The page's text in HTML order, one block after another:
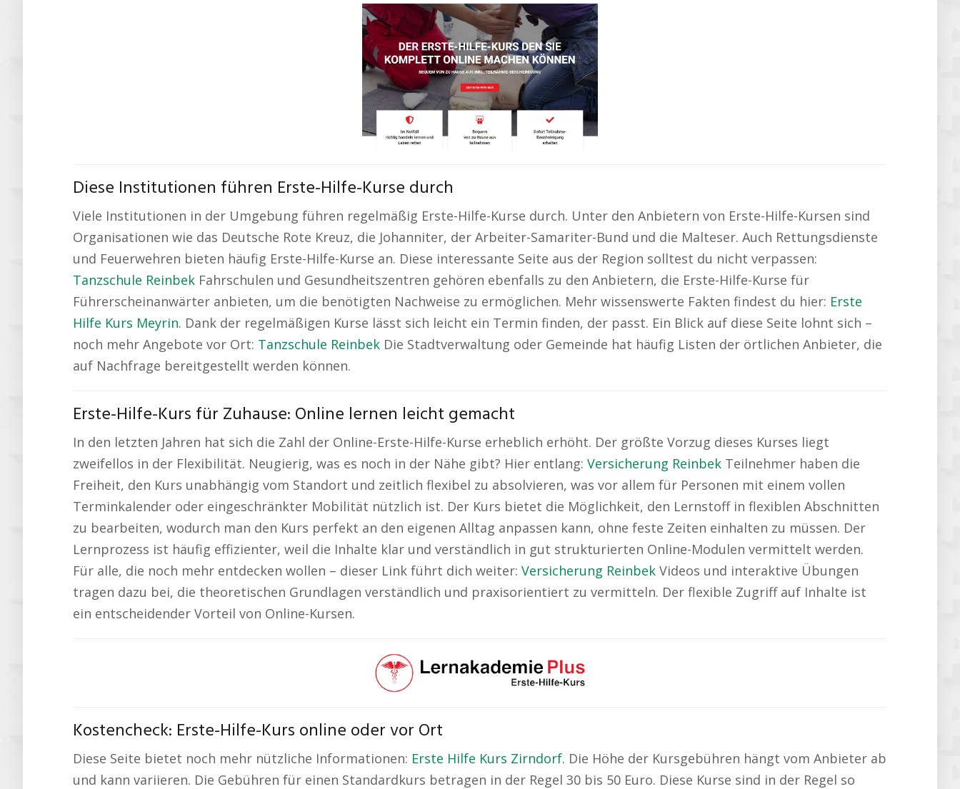
Diese Institutionen führen Erste-Hilfe-Kurse durch
Viele Institutionen in der Umgebung führen regelmäßig Erste-Hilfe-Kurse durch. Unter den Anbietern von Erste-Hilfe-Kursen sind
Organisationen wie das Deutsche Rote Kreuz, die Johanniter, der Arbeiter-Samariter-Bund und die Malteser. Auch Rettungsdienste
und Feuerwehren bieten häufig Erste-Hilfe-Kurse an. Diese interessante Seite aus der Region solltest du nicht verpassen:
Tanzschule Reinbek Fahrschulen und Gesundheitszentren gehören ebenfalls zu den Anbietern, die Erste-Hilfe-Kurse für
Führerscheinanwärter anbieten, um die benötigten Nachweise zu ermöglichen. Mehr wissenswerte Fakten findest du hier: Erste
Hilfe Kurs Meyrin. Dank der regelmäßigen Kurse lässt sich leicht ein Termin finden, der passt. Ein Blick auf diese Seite lohnt sich –
noch mehr Angebote vor Ort: Tanzschule Reinbek Die Stadtverwaltung oder Gemeinde hat häufig Listen der örtlichen Anbieter, die
auf Nachfrage bereitgestellt werden können.
Erste-Hilfe-Kurs für Zuhause: Online lernen leicht gemacht
In den letzten Jahren hat sich die Zahl der Online-Erste-Hilfe-Kurse erheblich erhöht. Der größte Vorzug dieses Kurses liegt
zweifellos in der Flexibilität. Neugierig, was es noch in der Nähe gibt? Hier entlang: Versicherung Reinbek Teilnehmer haben die
Freiheit, den Kurs unabhängig vom Standort und zeitlich flexibel zu absolvieren, was vor allem für Personen mit einem vollen
Terminkalender oder eingeschränkter Mobilität nützlich ist. Der Kurs bietet die Möglichkeit, den Lernstoff in flexiblen Abschnitten
zu bearbeiten, wodurch man den Kurs perfekt an den eigenen Alltag anpassen kann, ohne feste Zeiten einhalten zu müssen. Der
Lernprozess ist häufig effizienter, weil die Inhalte klar und verständlich in gut strukturierten Online-Modulen vermittelt werden.
Für alle, die noch mehr entdecken wollen – dieser Link führt dich weiter: Versicherung Reinbek Videos und interaktive Übungen
tragen dazu bei, die theoretischen Grundlagen verständlich und praxisorientiert zu vermitteln. Der flexible Zugriff auf Inhalte ist
ein entscheidender Vorteil von Online-Kursen.
Kostencheck: Erste-Hilfe-Kurs online oder vor Ort
Diese Seite bietet noch mehr nützliche Informationen: Erste Hilfe Kurs Zirndorf. Die Höhe der Kursgebühren hängt vom Anbieter ab
und kann variieren. Die Gebühren für einen Standardkurs betragen in der Regel 30 bis 50 Euro. Diese Kurse sind in der Regel so